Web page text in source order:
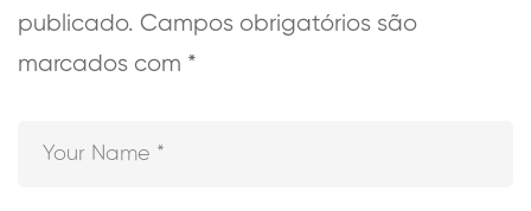
publicado. Campos obrigatórios são
marcados com *